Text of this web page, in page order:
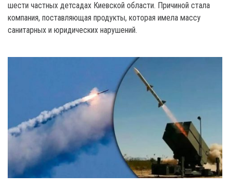
шести частных детсадах Киевской области. Причиной стала
компания, поставляющая продукты, которая имела массу
санитарных и юридических нарушений.